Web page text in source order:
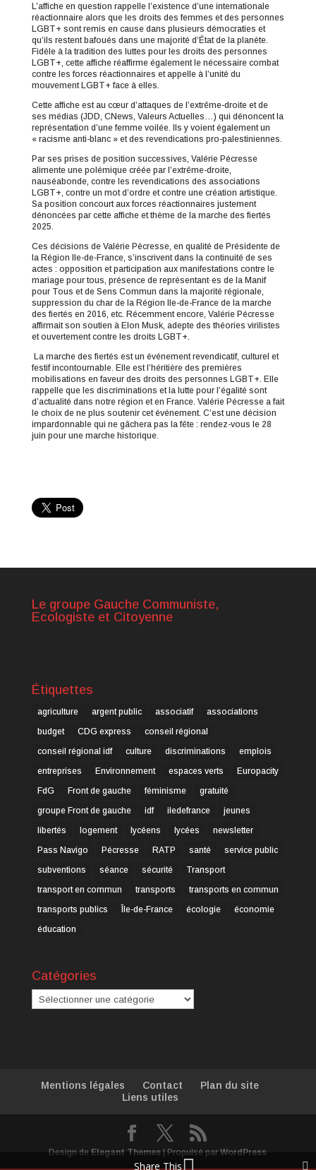
L’affiche en question rappelle l’existence d’une internationale
réactionnaire alors que les droits des femmes et des personnes
LGBT+ sont remis en cause dans plusieurs démocraties et
qu’ils restent bafoués dans une majorité d’État de la planète.
Fidèle à la tradition des luttes pour les droits des personnes
LGBT+, cette affiche réaffirme également le nécessaire combat
contre les forces réactionnaires et appelle à l’unité du
mouvement LGBT+ face à elles.
Cette affiche est au cœur d’attaques de l’extrême-droite et de
ses médias (JDD, CNews, Valeurs Actuelles…) qui dénoncent la
représentation d’une femme voilée. Ils y voient également un
« racisme anti-blanc » et des revendications pro-palestiniennes.
Par ses prises de position successives, Valérie Pécresse
alimente une polémique créée par l’extrême-droite,
nauséabonde, contre les revendications des associations
LGBT+, contre un mot d’ordre et contre une création artistique.
Sa position concourt aux forces réactionnaires justement
dénoncées par cette affiche et thème de la marche des fiertés
2025.
Ces décisions de Valérie Pécresse, en qualité de Présidente de
la Région Ile-de-France, s’inscrivent dans la continuité de ses
actes : opposition et participation aux manifestations contre le
mariage pour tous, présence de représentant·es de la Manif
pour Tous et de Sens Commun dans la majorité régionale,
suppression du char de la Région Ile-de-France de la marche
des fiertés en 2016, etc. Récemment encore, Valérie Pécresse
affirmait son soutien à Elon Musk, adepte des théories virilistes
et ouvertement contre les droits LGBT+.
La marche des fiertés est un événement revendicatif, culturel et
festif incontournable. Elle est l’héritière des premières
mobilisations en faveur des droits des personnes LGBT+. Elle
rappelle que les discriminations et la lutte pour l’égalité sont
d’actualité dans notre région et en France. Valérie Pécresse a fait
le choix de ne plus soutenir cet événement. C’est une décision
impardonnable qui ne gâchera pas la fête : rendez-vous le 28
juin pour une marche historique.
Le groupe Gauche Communiste,
Ecologiste et Citoyenne
Étiquettes
agriculture argent public associatif
associations
budget
CDG express
conseil régional
conseil régional idf
culture discriminations
emplois
entreprises
Environnement espaces verts
Europacity
FdG
Front de gauche féminisme
gratuité
groupe Front de gauche
idf iledefrance
jeunes
libertés
logement lycéens lycées
newsletter
Pass Navigo
Pécresse RATP santé
service public
subventions
séance sécurité
Transport
transport en commun
transports
transports en commun
transports publics
Île-de-France écologie
économie
éducation
Catégories
Catégories
Mentions légales Contact
Plan du site
Liens utiles
Design de Elegant Themes | Propulsé parWordPress
Share This